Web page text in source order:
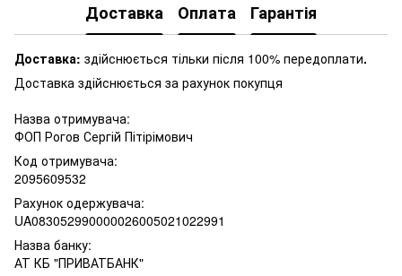
Доставка Оплата Гарантія
Доставка: здійснюється тільки після 100% передоплати.
Доставка здійснюється за рахунок покупця
Назва отримувача:
ФОП Рогов Сергій Пітірімович
Код отримувача:
2095609532
Рахунок одержувача:
UA083052990000026005021022991
Назва банку:
АТ КБ "ПРИВАТБАНК"